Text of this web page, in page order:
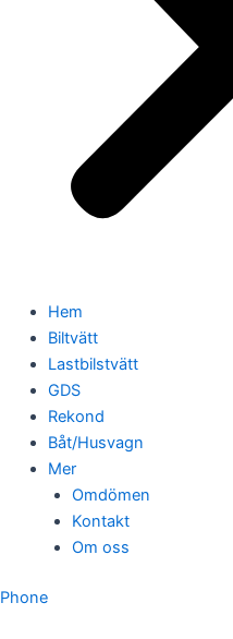
Hem
Biltvätt
Lastbilstvätt
GDS
Rekond
Båt/Husvagn
Mer
Omdömen
Kontakt
Om oss
Phone